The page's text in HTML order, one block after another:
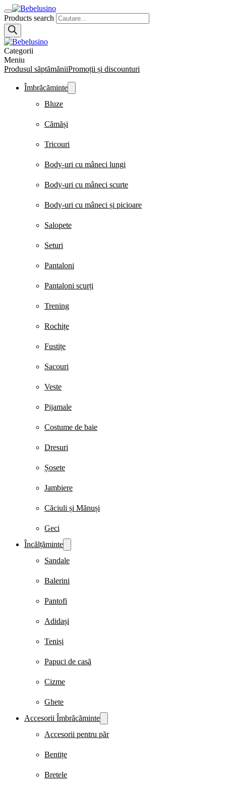
Products search
Categorii
Meniu
Produsul săptămăniiPromoții și discounturi
Îmbrăcăminte
Bluze
Cămăși
Tricouri
Body-uri cu mâneci lungi
Body-uri cu mâneci scurte
Body-uri cu mâneci și picioare
Salopete
Seturi
Pantaloni
Pantaloni scurți
Trening
Rochițe
Fustițe
Sacouri
Veste
Pijamale
Costume de baie
Dresuri
Șosete
Jambiere
Căciuli și Mănuși
Geci
Încălțăminte
Sandale
Balerini
Pantofi
Adidași
Teniși
Papuci de casă
Cizme
Ghete
Accesorii Îmbrăcăminte
Accesorii pentru păr
Bentițe
Bretele